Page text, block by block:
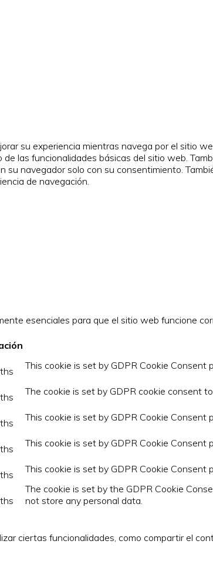
su experiencia mientras navega por el sitio
las funcionalidades básicas del sitio web.
su navegador solo con su consentimiento.
de navegación.
esenciales para que el sitio web funcione
This cookie is set by GDPR Cookie
The cookie is set by GDPR cookie consent
This cookie is set by GDPR Cookie
This cookie is set by GDPR Cookie
This cookie is set by GDPR Cookie
The cookie is set by the GDPR Cookie
not store any personal data.
ciertas funcionalidades, como compartir el